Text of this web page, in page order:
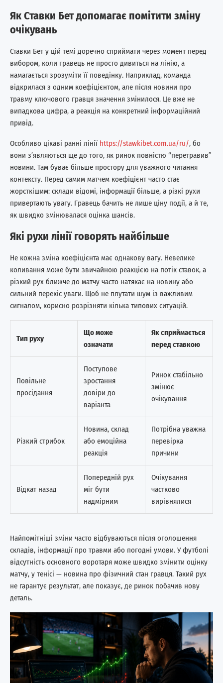
Як Ставки Бет допомагає помітити зміну
очікувань
Ставки Бет у цій темі доречно сприймати через момент перед
вибором, коли гравець не просто дивиться на лінію, а
намагається зрозуміти її поведінку. Наприклад, команда
відкрилася з одним коефіцієнтом, але після новини про
травму ключового гравця значення змінилося. Це вже не
випадкова цифра, а реакція на конкретний інформаційний
привід.
Особливо цікаві ранні лінії https://stawkibet.com.ua/ru/, бо
вони з’являються ще до того, як ринок повністю “перетравив”
новини. Там буває більше простору для уважного читання
контексту. Перед самим матчем коефіцієнт часто стає
жорсткішим: склади відомі, інформації більше, а різкі рухи
привертають увагу. Гравець бачить не лише ціну події, а й те,
як швидко змінювалася оцінка шансів.
Які рухи лінії говорять найбільше
Не кожна зміна коефіцієнта має однакову вагу. Невелике
коливання може бути звичайною реакцією на потік ставок, а
різкий рух ближче до матчу часто натякає на новину або
сильний перекіс уваги. Щоб не плутати шум із важливим
сигналом, корисно розрізняти кілька типових ситуацій.
Тип руху
Що може
означати
Як сприймається
перед ставкою
Повільне
просідання
Поступове
зростання
довіри до
варіанта
Ринок стабільно
змінює
очікування
Різкий стрибок
Новина, склад
або емоційна
реакція
Потрібна уважна
перевірка
причини
Відкат назад
Попередній рух
міг бути
надмірним
Очікування
частково
вирівнялися
Найпомітніші зміни часто відбуваються після оголошення
складів, інформації про травми або погодні умови. У футболі
відсутність основного воротаря може швидко змінити оцінку
матчу, у тенісі — новина про фізичний стан гравця. Такий рух
не гарантує результат, але показує, де ринок побачив нову
деталь.